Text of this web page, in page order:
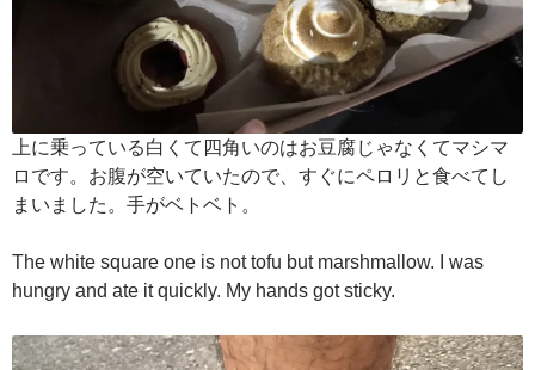
上に乗っている白くて四角いのはお豆腐じゃなくてマシマ
ロです。お腹が空いていたので、すぐにペロリと食べてし
まいました。手がベトベト。
The white square one is not tofu but marshmallow. I was
hungry and ate it quickly. My hands got sticky.